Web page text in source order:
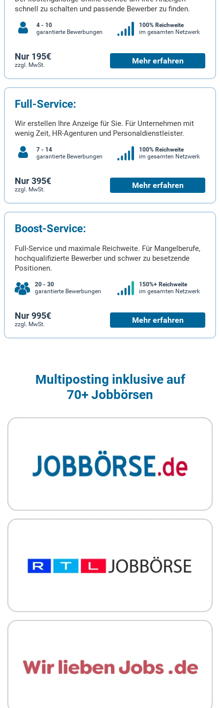
schnell zu schalten und passende Bewerber zu finden.
4 - 10
garantierte Bewerbungen
100% Reichweite
im gesamten Netzwerk
Nur 195€
zzgl. MwSt. Mehr erfahren
Full-Service:
Wir erstellen Ihre Anzeige für Sie. Für Unternehmen mit
wenig Zeit, HR-Agenturen und Personaldienstleister.
7 - 14
garantierte Bewerbungen
100% Reichweite
im gesamten Netzwerk
Nur 395€
zzgl. MwSt. Mehr erfahren
Boost-Service:
Full-Service und maximale Reichweite. Für Mangelberufe,
hochqualifizierte Bewerber und schwer zu besetzende
Positionen.
20 - 30
garantierte Bewerbungen
150%+ Reichweite
im gesamten Netzwerk
Nur 995€
zzgl. MwSt. Mehr erfahren
Multiposting inklusive auf
70+ Jobbörsen